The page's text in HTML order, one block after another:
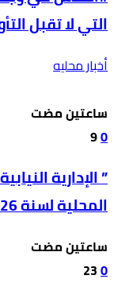
التي لا تقبل
أخبار محليه
‫‫‫‏‫ساعتين مضت‬
0
9
” الإدارية
المحلية لسنة 2026
‫‫‫‏‫ساعتين مضت‬
0
23